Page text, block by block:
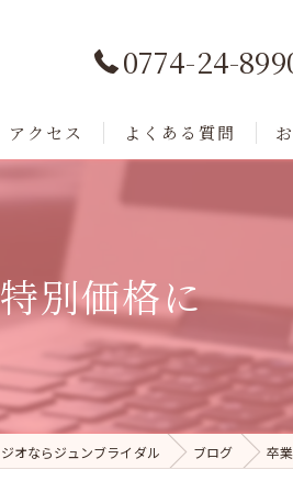
0774-24-
アクセス よくある質問
別価格に
オならジュンブライダル ブログ 卒